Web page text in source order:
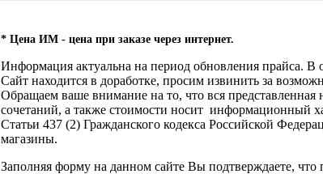
* Цена ИМ - цена при заказе через интернет.
Информация актуальна на период обновления прайса. В
Сайт находится в доработке, просим извинить за
Обращаем ваше внимание на то, что вся
сочетаний, а также стоимости носит информационный
Статьи 437 (2) Гражданского кодекса Российской
магазины.
Заполняя форму на данном сайте Вы подтверждаете, что